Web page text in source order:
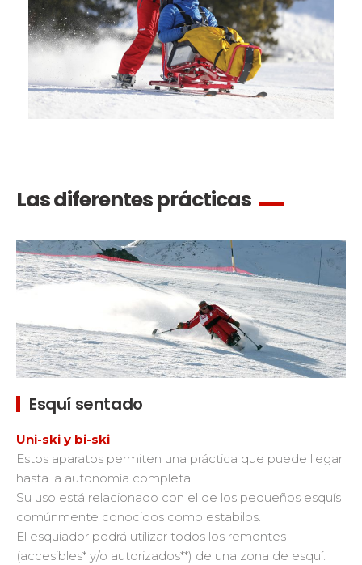
La seguridad
¡Una de nuestras prioridades!
Competiciones
Presentación del Clubesf
Las diferentes prácticas
Esquí sentado
Uni-ski y bi-ski
Estos aparatos permiten una práctica que puede llegar
hasta la autonomía completa.
Su uso está relacionado con el de los pequeños esquís
comúnmente conocidos como estabilos.
El esquiador podrá utilizar todos los remontes
(accesibles* y/o autorizados**) de una zona de esquí.